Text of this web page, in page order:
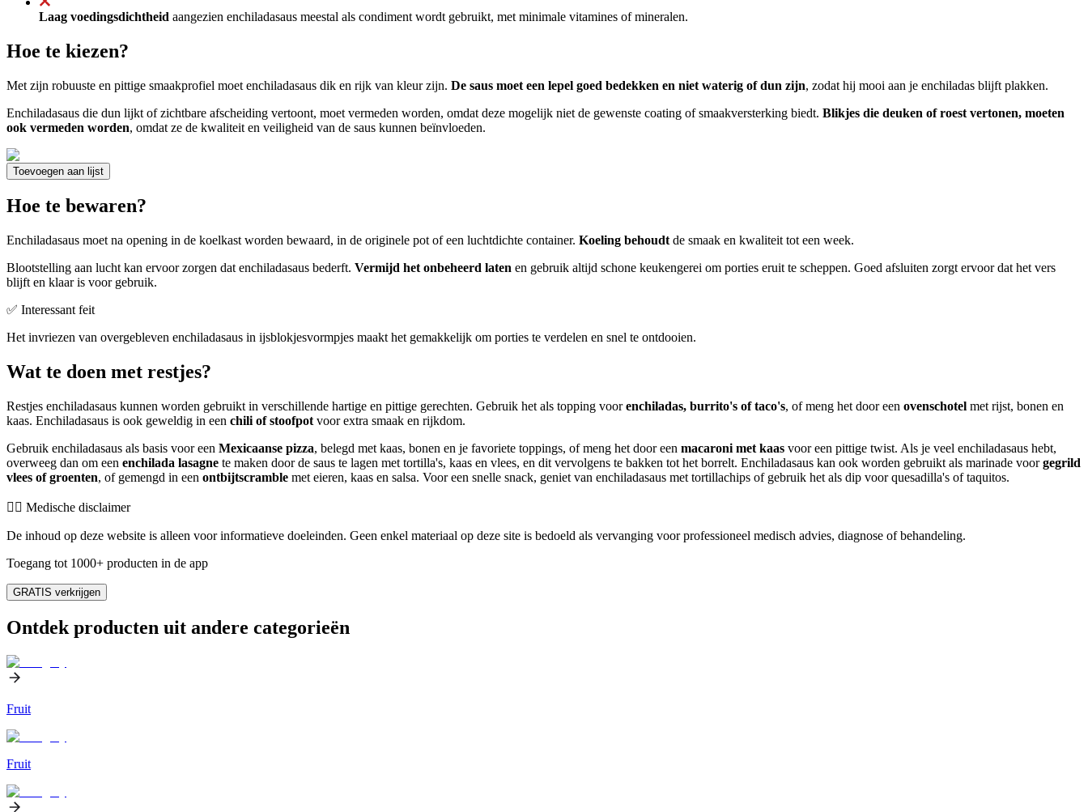
Laag voedingsdichtheid aangezien enchiladasaus meestal als condiment wordt gebruikt, met minimale vitamines of mineralen.
Hoe te kiezen?
Met zijn robuuste en pittige smaakprofiel moet enchiladasaus dik en rijk van kleur zijn. De saus moet een lepel goed bedekken en niet waterig of dun zijn, zodat hij mooi aan je enchiladas blijft plakken.
Enchiladasaus die dun lijkt of zichtbare afscheiding vertoont, moet vermeden worden, omdat deze mogelijk niet de gewenste coating of smaakversterking biedt. Blikjes die deuken of roest vertonen, moeten
ook vermeden worden, omdat ze de kwaliteit en veiligheid van de saus kunnen beïnvloeden.
Toevoegen aan lijst
Hoe te bewaren?
Enchiladasaus moet na opening in de koelkast worden bewaard, in de originele pot of een luchtdichte container. Koeling behoudt de smaak en kwaliteit tot een week.
Blootstelling aan lucht kan ervoor zorgen dat enchiladasaus bederft. Vermijd het onbeheerd laten en gebruik altijd schone keukengerei om porties eruit te scheppen. Goed afsluiten zorgt ervoor dat het vers
blijft en klaar is voor gebruik.
✅ Interessant feit
Het invriezen van overgebleven enchiladasaus in ijsblokjesvormpjes maakt het gemakkelijk om porties te verdelen en snel te ontdooien.
Wat te doen met restjes?
Restjes enchiladasaus kunnen worden gebruikt in verschillende hartige en pittige gerechten. Gebruik het als topping voorenchiladas, burrito's of taco's, of meng het door een ovenschotel met rijst, bonen en
kaas. Enchiladasaus is ook geweldig in een chili of stoofpot voor extra smaak en rijkdom.
Gebruik enchiladasaus als basis voor een Mexicaanse pizza, belegd met kaas, bonen en je favoriete toppings, of meng het door een macaroni met kaas voor een pittige twist. Als je veel enchiladasaus hebt,
overweeg dan om een enchilada lasagne te maken door de saus te lagen met tortilla's, kaas en vlees, en dit vervolgens te bakken tot het borrelt. Enchiladasaus kan ook worden gebruikt als marinade voorgegrild
vlees of groenten, of gemengd in een ontbijtscramble met eieren, kaas en salsa. Voor een snelle snack, geniet van enchiladasaus met tortillachips of gebruik het als dip voor quesadilla's of taquitos.
👨‍⚕️️ Medische disclaimer
De inhoud op deze website is alleen voor informatieve doeleinden. Geen enkel materiaal op deze site is bedoeld als vervanging voor professioneel medisch advies, diagnose of behandeling.
Toegang tot 1000+ producten in de app
GRATIS verkrijgen
Ontdek producten uit andere categorieën
Fruit
Fruit